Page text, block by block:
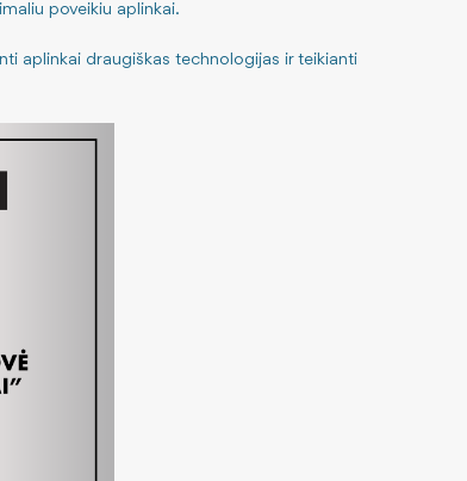
poveikiu aplinkai.
aplinkai draugiškas technologijas ir teikianti